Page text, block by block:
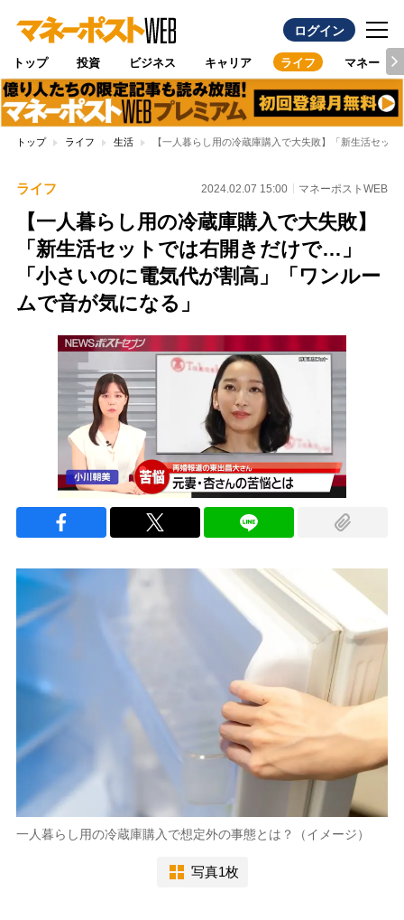
ログイン
トップ 投資 ビジネス キャリア ライフ マネー
トップ ライフ 生活 【一人暮らし用の冷蔵庫購入で大失敗】「新生活セッ
ライフ 2024.02.07 15:00 マネーポストWEB
【一人暮らし用の冷蔵庫購入で大失敗】
「新生活セットでは右開きだけで…」
「小さいのに電気代が割高」「ワンルー
ムで音が気になる」
一人暮らし用の冷蔵庫購入で想定外の事態とは？（イメージ）
写真1枚